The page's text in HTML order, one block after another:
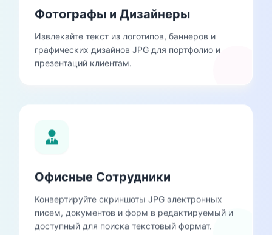
Фотографы и Дизайнеры
Извлекайте текст из логотипов, баннеров и
графических дизайнов JPG для портфолио и
презентаций клиентам.
Офисные Сотрудники
Конвертируйте скриншоты JPG электронных
писем, документов и форм в редактируемый и
доступный для поиска текстовый формат.